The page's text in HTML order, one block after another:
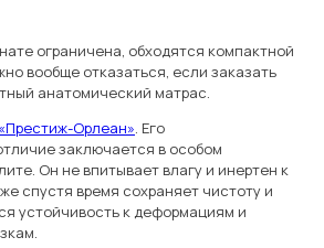
ограничена, обходятся компактной
вообще отказаться, если заказать
анатомический матрас.
«Престиж-Орлеан». Его
заключается в особом
Он не впитывает влагу и инертен к
спустя время сохраняет чистоту и
устойчивость к деформациям и